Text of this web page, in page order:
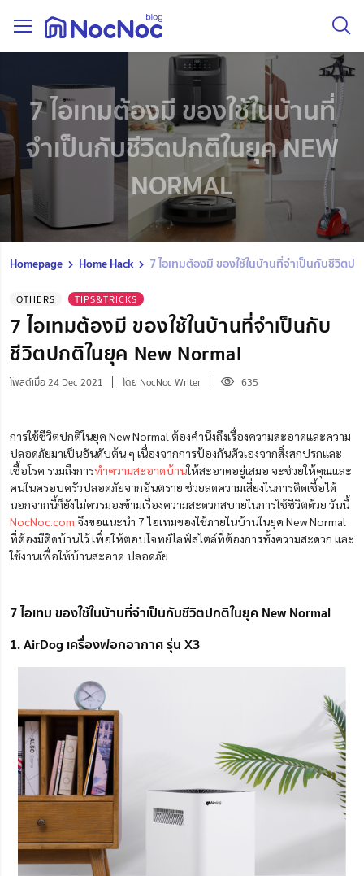
7 ไอเทมต้องมี ของใช้ในบ้านที่
จำเป็นกับชีวิตปกติในยุค NEW
NORMAL
Homepage Home Hack 7 ไอเทมต้องมี ของใช้ในบ้านที่จำเป็นกับชีวิตป
OTHERS TIPS&TRICKS
7 ไอเทมต้องมี ของใช้ในบ้านที่จำเป็นกับ
ชีวิตปกติในยุค New Normal
โพสต์เมื่อ 24 Dec 2021 โดย NocNoc Writer 635
การใช้ชีวิตปกติในยุค New Normal ต้องคำนึงถึงเรื่องความสะอาดและความ
ปลอดภัยมาเป็นอันดับต้น ๆ เนื่องจากการป้องกันตัวเองจากสิ่งสกปรกและ
เชื้อโรค รวมถึงการทำความสะอาดบ้านให้สะอาดอยู่เสมอ จะช่วยให้คุณและ
คนในครอบครัวปลอดภัยจากอันตราย ช่วยลดความเสี่ยงในการติดเชื้อได้
นอกจากนี้ก็ยังไม่ควรมองข้ามเรื่องความสะดวกสบายในการใช้ชีวิตด้วย วันนี้
NocNoc.com จึงขอแนะนำ 7 ไอเทมของใช้ภายในบ้านในยุค New Normal
ที่ต้องมีติดบ้านไว้ เพื่อให้ตอบโจทย์ไลฟ์สไตล์ที่ต้องการทั้งความสะดวก และ
ใช้งานเพื่อให้บ้านสะอาด ปลอดภัย
7 ไอเทม ของใช้ในบ้านที่จำเป็นกับชีวิตปกติในยุค New Normal
1. AirDog เครื่องฟอกอากาศ รุ่น X3